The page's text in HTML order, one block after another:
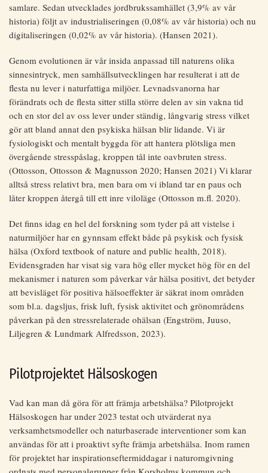
samlare. Sedan utvecklades jordbrukssamhället (3,9% av vår
historia) följt av industrialiseringen (0,08% av vår historia) och nu
digitaliseringen (0,02% av vår historia). (Hansen 2021).
Genom evolutionen är vår insida anpassad till naturens olika
sinnesintryck, men samhällsutvecklingen har resulterat i att de
flesta nu lever i naturfattiga miljöer. Levnadsvanorna har
förändrats och de flesta sitter stilla större delen av sin vakna tid
och en stor del av oss lever under ständig, långvarig stress vilket
gör att bland annat den psykiska hälsan blir lidande. Vi är
fysiologiskt och mentalt byggda för att hantera plötsliga men
övergående stresspåslag, kroppen tål inte oavbruten stress.
(Ottosson, Ottosson & Magnusson 2020; Hansen 2021) Vi klarar
alltså stress relativt bra, men bara om vi ibland tar en paus och
låter kroppen återgå till ett inre viloläge (Ottosson m.fl. 2020).
Det finns idag en hel del forskning som tyder på att vistelse i
naturmiljöer har en gynnsam effekt både på psykisk och fysisk
hälsa (Oxford textbook of nature and public health, 2018).
Evidensgraden har visat sig vara hög eller mycket hög för en del
mekanismer i naturen som påverkar vår hälsa positivt, det betyder
att bevisläget för positiva hälsoeffekter är säkrat inom områden
som bl.a. dagsljus, frisk luft, fysisk aktivitet och grönområdens
påverkan på den stressrelaterade ohälsan (Engström, Juuso,
Liljegren & Lundmark Alfredsson, 2023).
Pilotprojektet Hälsoskogen
Vad kan man då göra för att främja arbetshälsa? Pilotprojekt
Hälsoskogen har under 2023 testat och utvärderat nya
verksamhetsmodeller och naturbaserade interventioner som kan
användas för att i proaktivt syfte främja arbetshälsa. Inom ramen
för projektet har inspirationseftermiddagar i naturomgivning